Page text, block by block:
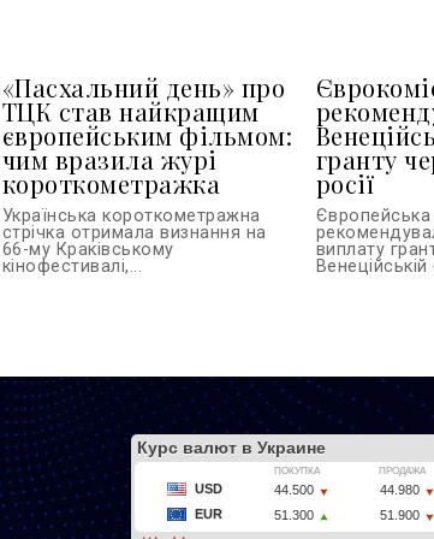
«Пасхальний день» про
ТЦК став найкращим
європейським фільмом:
чим вразила журі
короткометражка
Українська короткометражна
стрічка отримала визнання на
66-му Краківському
кінофестивалі,...
гранту
росії
Європейська
виплату
Венеційській